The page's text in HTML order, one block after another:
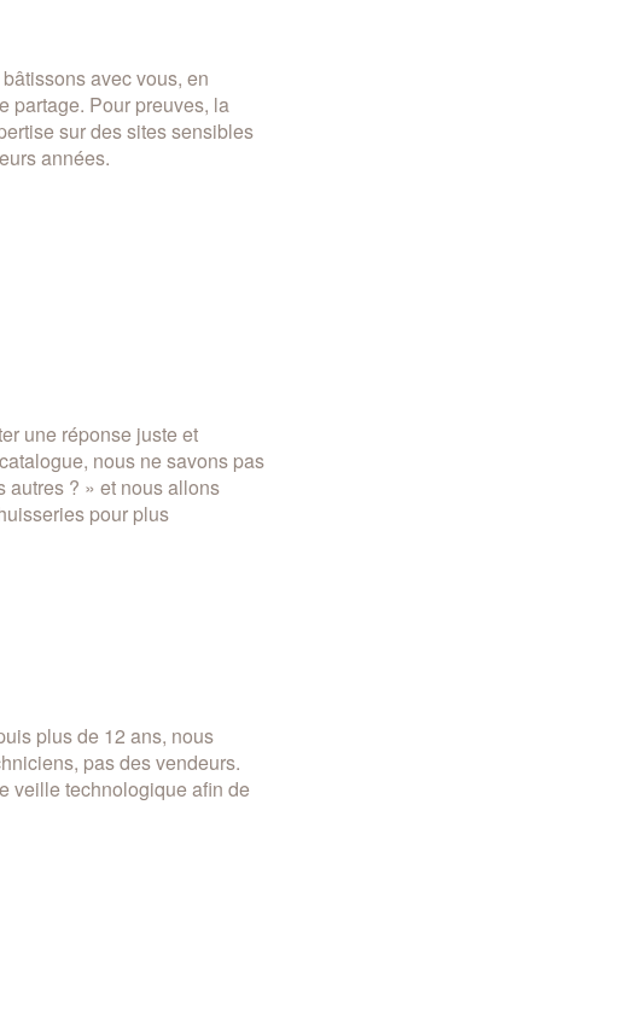
avec vous, en
partage. Pour preuves, la
sur des sites sensibles
années.
une réponse juste et
nous ne savons pas
autres ? » et nous allons
pour plus
plus de 12 ans, nous
pas des vendeurs.
veille technologique afin de